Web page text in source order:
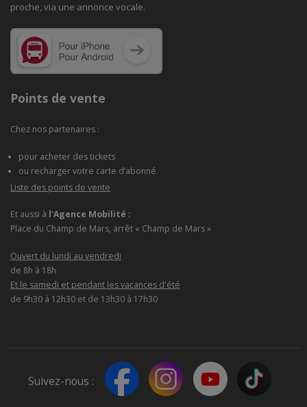
proche, via une annonce vocale.
Points de vente
Chez nos partenaires :
pour acheter des tickets
ou recharger votre carte d’abonné.
Liste des points de vente
Et aussi à l'Agence Mobilité :
Place du Champ de Mars, arrêt « Champ de Mars »
Ouvert du lundi au vendredi
de 8h à 18h
Et le samedi et pendant les vacances d'été
de 9h30 à 12h30 et de 13h30 à 17h30
Suivez-nous :